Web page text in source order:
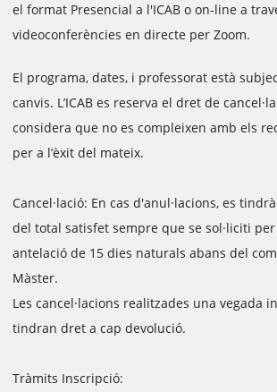
el format Presencial a l'ICAB o on-line a
videoconferències en directe per Zoom.
El programa, dates, i professorat està
canvis. L’ICAB es reserva el dret de
considera que no es compleixen amb els
per a l’èxit del mateix.
Cancel·lació: En cas d'anul·lacions, es
del total satisfet sempre que se sol·liciti
antelació de 15 dies naturals abans del
Màster.
Les cancel·lacions realitzades una vegada
tindran dret a cap devolució.
Tràmits Inscripció: